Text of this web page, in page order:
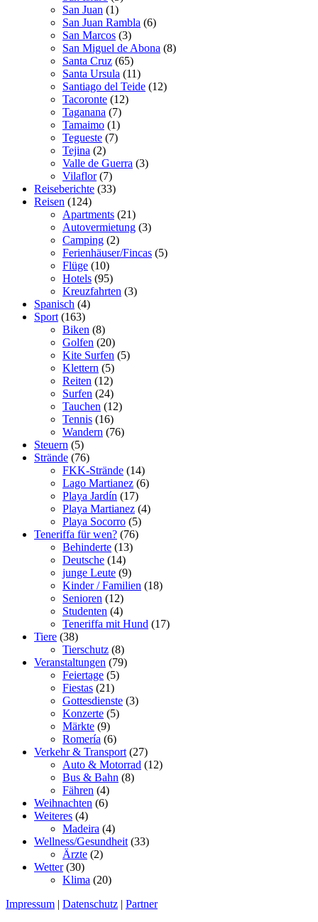
San Juan (1)
San Juan Rambla (6)
San Marcos (3)
San Miguel de Abona (8)
Santa Cruz (65)
Santa Ursula (11)
Santiago del Teide (12)
Tacoronte (12)
Taganana (7)
Tamaimo (1)
Tegueste (7)
Tejina (2)
Valle de Guerra (3)
Vilaflor(7)
Reiseberichte (33)
Reisen (124)
Apartments (21)
Autovermietung (3)
Camping (2)
Ferienhäuser/Fincas (5)
Flüge (10)
Hotels (95)
Kreuzfahrten (3)
Spanisch (4)
Sport (163)
Biken (8)
Golfen (20)
Kite Surfen (5)
Klettern (5)
Reiten (12)
Surfen (24)
Tauchen (12)
Tennis (16)
Wandern (76)
Steuern (5)
Strände (76)
FKK-Strände (14)
Lago Martianez (6)
Playa Jardí­n (17)
Playa Martianez (4)
Playa Socorro (5)
Teneriffa für wen? (76)
Behinderte (13)
Deutsche (14)
junge Leute (9)
Kinder / Familien (18)
Senioren (12)
Studenten (4)
Teneriffa mit Hund (17)
Tiere (38)
Tierschutz (8)
Veranstaltungen (79)
Feiertage (5)
Fiestas (21)
Gottesdienste (3)
Konzerte (5)
Märkte (9)
Romerí­a (6)
Verkehr & Transport (27)
Auto & Motorrad (12)
Bus & Bahn (8)
Fähren (4)
Weihnachten (6)
Weiteres (4)
Madeira (4)
Wellness/Gesundheit (33)
Ärzte (2)
Wetter(30)
Klima (20)
Impressum | Datenschutz | Partner